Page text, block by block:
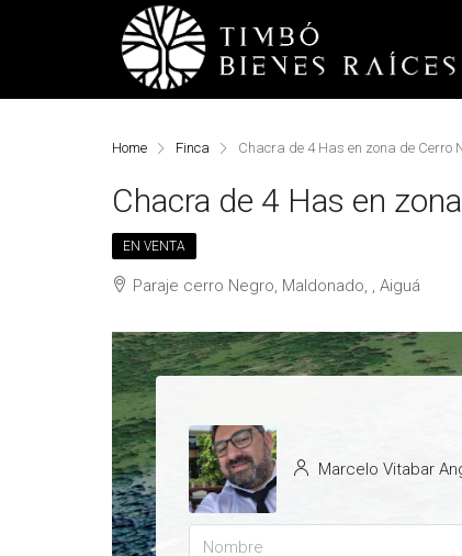
Home Finca Chacra de 4 Has en zona de Cerro
Chacra de 4 Has en
EN VENTA
Paraje cerro Negro, Maldonado, , Aiguá
Marcelo Vitabar